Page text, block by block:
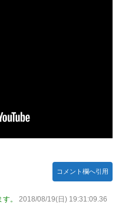
コメント欄へ引用
。
2018/08/19(日) 19:31:09.36